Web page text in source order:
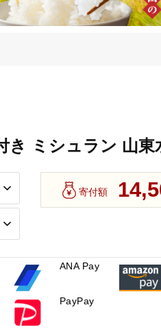
き ミシュラン 山東
寄付額
ANA Pay
PayPay